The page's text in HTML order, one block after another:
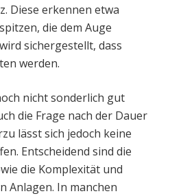
Diese erkennen etwa
die dem Auge
sichergestellt, dass
werden.
nicht sonderlich gut
die Frage nach der Dauer
lässt sich jedoch keine
Entscheidend sind die
die Komplexität und
Anlagen. In manchen